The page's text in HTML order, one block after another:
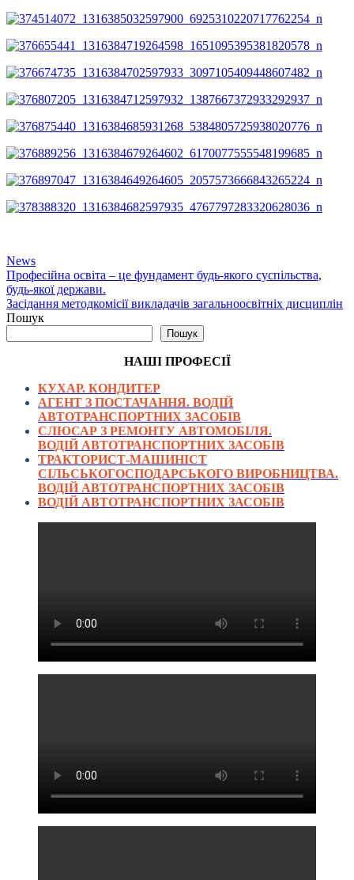
News
Навігація
записів
Професійна освіта – це фундамент будь-якого суспільства,
будь-якої держави.
Засідання методкомісії викладачів загальноосвітніх дисциплін
Пошук
Пошук
НАШІ ПРОФЕСІЇ
КУХАР. КОНДИТЕР
АГЕНТ З ПОСТАЧАННЯ. ВОДІЙ
АВТОТРАНСПОРТНИХ ЗАСОБІВ
СЛЮСАР З РЕМОНТУ АВТОМОБІЛЯ.
ВОДІЙ АВТОТРАНСПОРТНИХ ЗАСОБІВ
ТРАКТОРИСТ-МАШИНІСТ
СІЛЬСЬКОГОСПОДАРСЬКОГО ВИРОБНИЦТВА.
ВОДІЙ АВТОТРАНСПОРТНИХ ЗАСОБІВ
ВОДІЙ АВТОТРАНСПОРТНИХ ЗАСОБІВ